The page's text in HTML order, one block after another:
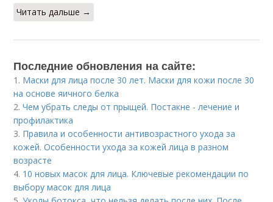
Читать дальше →
Последние обновления на сайте:
1. Маски для лица после 30 лет. Маски для кожи после 30
на основе яичного белка
2.Чем убрать следы от прыщей. Постакне - лечение и
профилактика
3. Правила и особенности антивозрастного ухода за
кожей. Особенности ухода за кожей лица в разном
возрасте
4. 10 новых масок для лица. Ключевые рекомендации по
выбору масок для лица